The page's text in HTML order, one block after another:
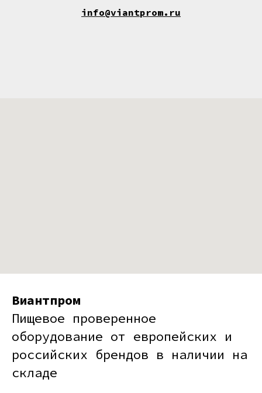
info@viantprom.ru
Виантпром
Пищевое проверенное
оборудование от европейских и
российских брендов в наличии на
складе